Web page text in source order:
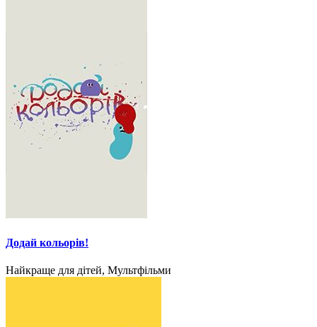
Додай кольорів!
Найкраще для дітей, Мультфільми